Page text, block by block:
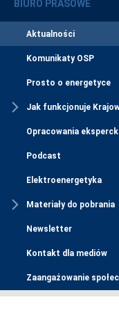
BIURO PRASOWE
Aktualności
Komunikaty OSP
Prosto o energetyce
Jak funkcjonuje
Opracowania
Podcast
Elektroenergetyka
Materiały do pobrania
Newsletter
Kontakt dla mediów
Zaangażowanie